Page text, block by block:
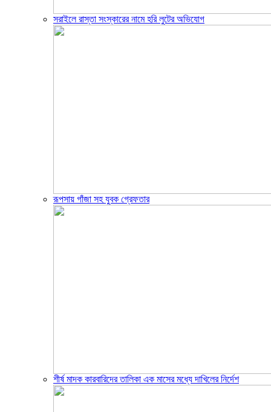
সরাইলে রাস্তা সংস্কারের নামে হরি লুটের অভিযোগ
রূপসায় গাঁজা সহ যুবক গ্রেফতার
শীর্ষ মাদক কারবারিদের তালিকা এক মাসের মধ্যে দাখিলের নির্দেশ